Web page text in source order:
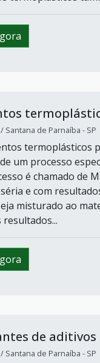
Santana de Parnaíba - SP
termoplásticos
um processo
é chamado de
e com
misturado ao
de
Santana de Parnaíba - SP